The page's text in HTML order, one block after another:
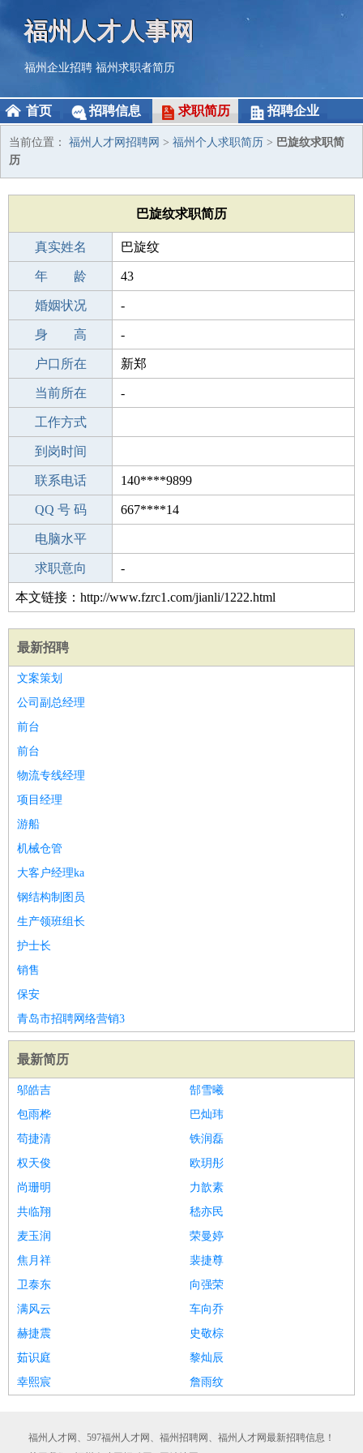
福州人才人事网
福州企业招聘 福州求职者简历
首页 招聘信息 求职简历 招聘企业
当前位置： 福州人才网招聘网 > 福州个人求职简历 > 巴旋纹求职简
历
巴旋纹求职简历
真实姓名 巴旋纹
性 别 女
年 龄 43
出生年月 1983-10-22
婚姻状况 -
学 历 高中
身 高 -
毕业学校 攀枝花草场中学
户口所在 新郑
所学专业 -
当前所在 -
工作经验
工作方式
驾 照
到岗时间
期望月薪
联系电话 140****9899
手机号码 140****9899
QQ 号 码 667****14
微信号码
电脑水平
外语水平
求职意向 -
本文链接：http://www.fzrc1.com/jianli/1222.html
最新招聘
文案策划
公司副总经理
前台
前台
物流专线经理
项目经理
游船
机械仓管
大客户经理ka
钢结构制图员
生产领班组长
护士长
销售
保安
青岛市招聘网络营销3
最新简历
邬皓吉
郜雪曦
包雨桦
巴灿玮
苟捷清
铁润磊
权天俊
欧玥彤
尚珊明
力歆素
共临翔
嵇亦民
麦玉润
荣曼婷
焦月祥
裴捷尊
卫泰东
向强荣
满风云
车向乔
赫捷震
史敬棕
茹识庭
黎灿辰
幸熙宸
詹雨纹
福州人才网、597福州人才网、福州招聘网、福州人才网最新招聘信息！